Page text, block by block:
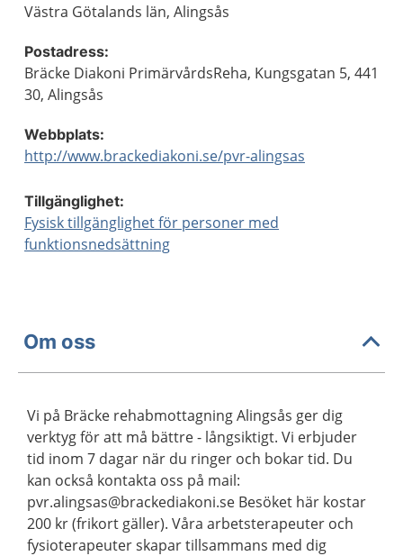
Västra Götalands län, Alingsås
Postadress:
Bräcke Diakoni PrimärvårdsReha, Kungsgatan 5, 441
30, Alingsås
Webbplats:
http://www.brackediakoni.se/pvr-alingsas
Tillgänglighet:
Fysisk tillgänglighet för personer med
funktionsnedsättning
Om oss
Vi på Bräcke rehabmottagning Alingsås ger dig
verktyg för att må bättre - långsiktigt. Vi erbjuder
tid inom 7 dagar när du ringer och bokar tid. Du
kan också kontakta oss på mail:
pvr.alingsas@brackediakoni.se Besöket här kostar
200 kr (frikort gäller). Våra arbetsterapeuter och
fysioterapeuter skapar tillsammans med dig